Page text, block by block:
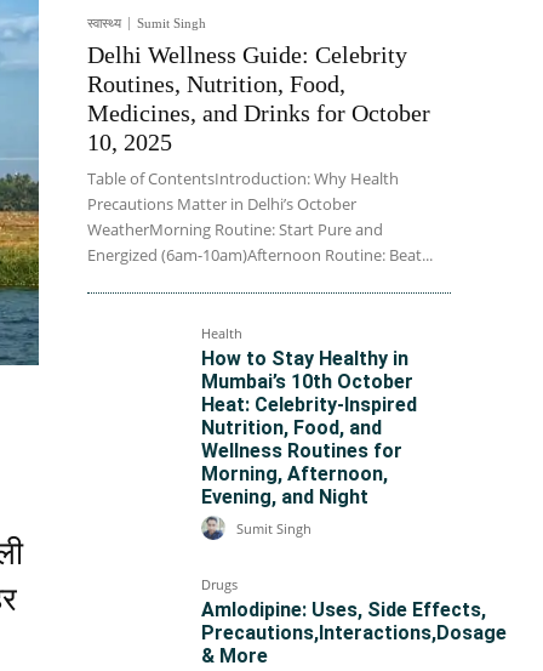
स्वास्थ्य Sumit Singh
Delhi Wellness Guide: Celebrity
Routines, Nutrition, Food,
Medicines, and Drinks for October
10, 2025
Table of ContentsIntroduction: Why Health
Precautions Matter in Delhi’s October
WeatherMorning Routine: Start Pure and
Energized (6am-10am)Afternoon Routine: Beat...
Health
How to Stay Healthy in
Mumbai’s 10th October
Heat: Celebrity-Inspired
Nutrition, Food, and
Wellness Routines for
Morning, Afternoon,
Evening, and Night
Sumit Singh
Drugs
Amlodipine: Uses, Side Effects,
Precautions,Interactions,Dosage
& More